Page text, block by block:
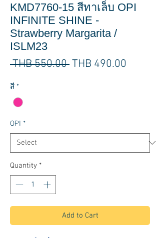
KMD7760-15 สีทาเล็บ OPI
INFINITE SHINE -
Strawberry Margarita /
ISLM23
THB 550.00 Regular
THB 490.00
สี *
OPI *
Quantity *
Add to Cart